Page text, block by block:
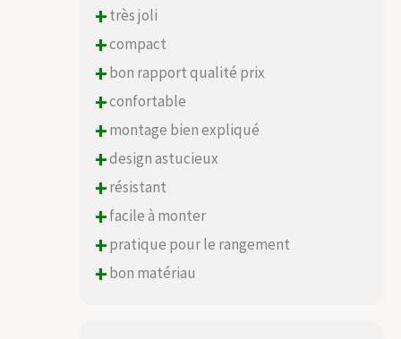
+très joli
+compact
+bon rapport qualité prix
+confortable
+montage bien expliqué
+design astucieux
+résistant
+facile à monter
+pratique pour le rangement
+bon matériau